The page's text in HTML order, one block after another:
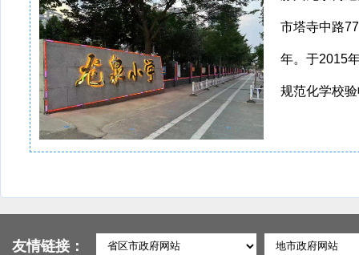
市塔寺中路
年。于2015
规范化学校
友情链接：